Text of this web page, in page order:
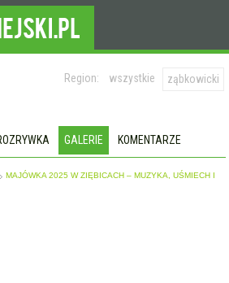
Region: wszystkie ząbkowicki
GALERIE KOMENTARZE
MAJÓWKA 2025 W ZIĘBICACH – MUZYKA, UŚMIECH I